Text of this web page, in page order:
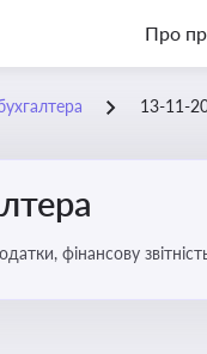
Про
13-11-
фінансову